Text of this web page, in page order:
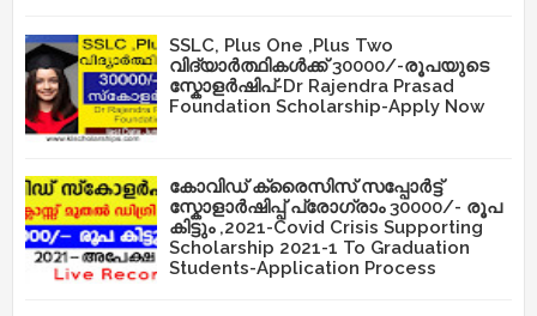
SSLC, Plus One ,Plus Two
വിദ്യാർത്ഥികൾക്ക് 30000/-രൂപയുടെ
സ്കോളർഷിപ്-Dr Rajendra Prasad
Foundation Scholarship-Apply Now
കോവിഡ് ക്രൈസിസ് സപ്പോർട്ട്
സ്കോളാർഷിപ്പ് പ്രോഗ്രാം 30000/- രൂപ
കിട്ടും ,2021-Covid Crisis Supporting
Scholarship 2021-1 To Graduation
Students-Application Process